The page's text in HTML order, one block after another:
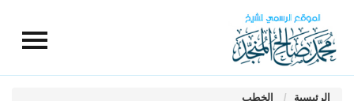
الرئيسية الخطب